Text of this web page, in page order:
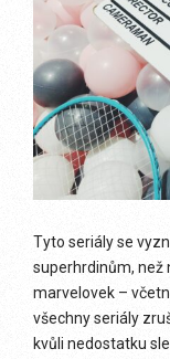
Tyto seriály se
superhrdinům, než
marvelovek –
všechny seriály
kvůli nedostatku